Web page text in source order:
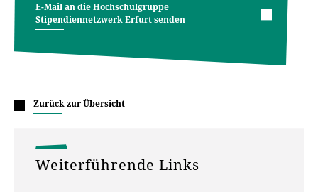
E-Mail an die Hochschulgruppe
Stipendiennetzwerk Erfurt senden
Zurück zur Übersicht
Weiterführende Links